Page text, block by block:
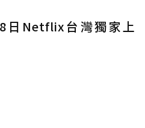
日Netflix台灣獨家上